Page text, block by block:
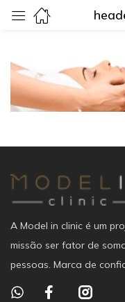
A Model in clinic é um
missão ser fator de
pessoas. Marca de